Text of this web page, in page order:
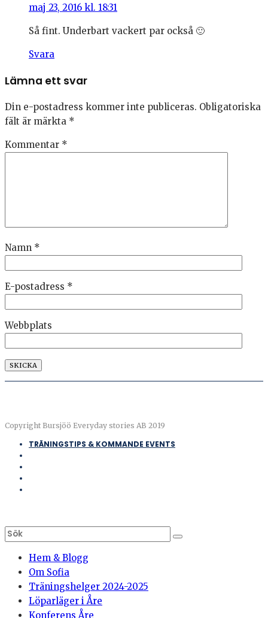
maj 23, 2016 kl. 18:31
Så fint. Underbart vackert par också 🙂
Svara
Lämna ett svar
Din e-postadress kommer inte publiceras. Obligatoriska
fält är märkta *
Kommentar *
Namn *
E-postadress *
Webbplats
Copyright Bursjöö Everyday stories AB 2019
TRÄNINGSTIPS & KOMMANDE EVENTS
Hem & Blogg
Om Sofia
Träningshelger 2024-2025
Löparläger i Åre
Konferens Åre